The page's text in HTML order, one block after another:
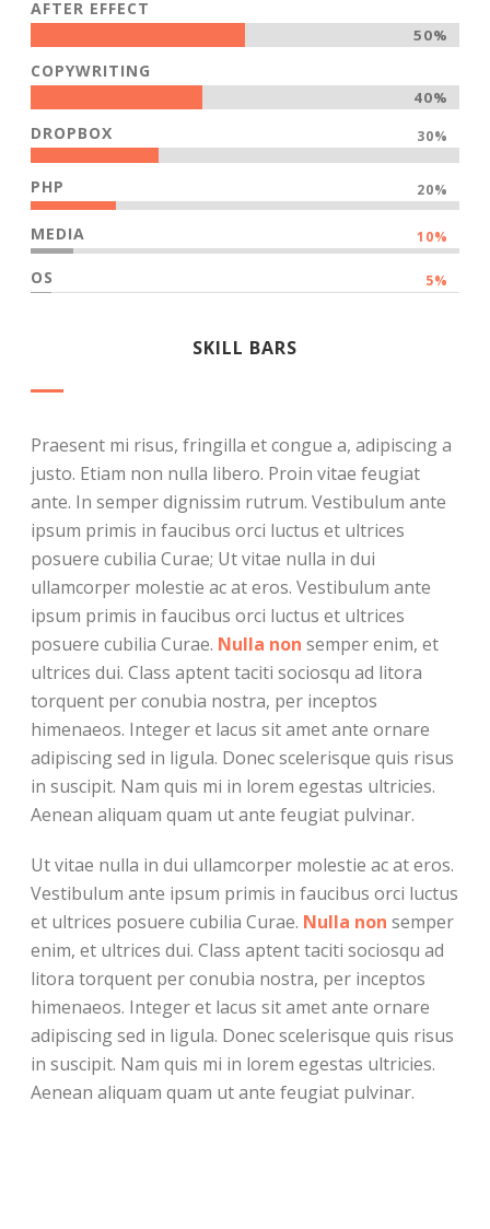
AFTER EFFECT
50%
COPYWRITING
40%
DROPBOX 30%
PHP 20%
MEDIA 10%
OS 5%
SKILL BARS
Praesent mi risus, fringilla et congue a, adipiscing a
justo. Etiam non nulla libero. Proin vitae feugiat
ante. In semper dignissim rutrum. Vestibulum ante
ipsum primis in faucibus orci luctus et ultrices
posuere cubilia Curae; Ut vitae nulla in dui
ullamcorper molestie ac at eros. Vestibulum ante
ipsum primis in faucibus orci luctus et ultrices
posuere cubilia Curae. Nulla non semper enim, et
ultrices dui. Class aptent taciti sociosqu ad litora
torquent per conubia nostra, per inceptos
himenaeos. Integer et lacus sit amet ante ornare
adipiscing sed in ligula. Donec scelerisque quis risus
in suscipit. Nam quis mi in lorem egestas ultricies.
Aenean aliquam quam ut ante feugiat pulvinar.
Ut vitae nulla in dui ullamcorper molestie ac at eros.
Vestibulum ante ipsum primis in faucibus orci luctus
et ultrices posuere cubilia Curae. Nulla non semper
enim, et ultrices dui. Class aptent taciti sociosqu ad
litora torquent per conubia nostra, per inceptos
himenaeos. Integer et lacus sit amet ante ornare
adipiscing sed in ligula. Donec scelerisque quis risus
in suscipit. Nam quis mi in lorem egestas ultricies.
Aenean aliquam quam ut ante feugiat pulvinar.